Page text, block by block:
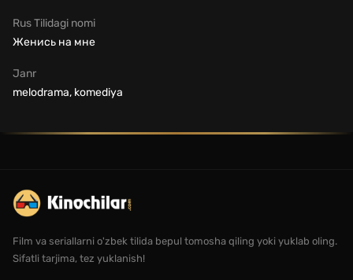
Rus Tilidagi nomi
Женись на мне
Janr
melodrama, komediya
Film va seriallarni o'zbek tilida bepul tomosha qiling yoki yuklab oling.
Sifatli tarjima, tez yuklanish!